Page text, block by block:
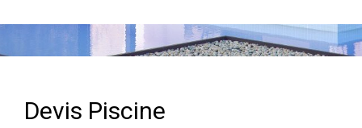
Devis Piscine